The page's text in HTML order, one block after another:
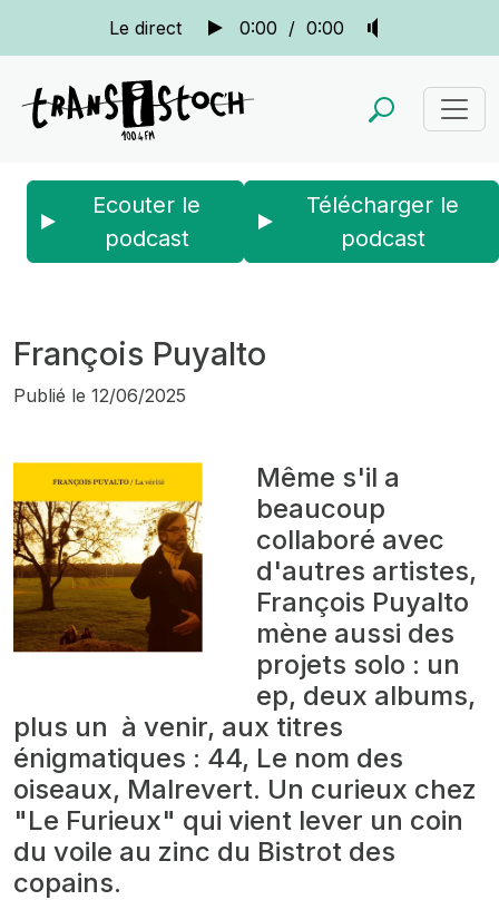
Le direct 0:00 / 0:00
Ecouter le
podcast
Télécharger le
podcast
François Puyalto
Publié le 12/06/2025
Même s'il a
beaucoup
collaboré avec
d'autres artistes,
François Puyalto
mène aussi des
projets solo : un
ep, deux albums,
plus un à venir, aux titres
énigmatiques : 44, Le nom des
oiseaux, Malrevert. Un curieux chez
"Le Furieux" qui vient lever un coin
du voile au zinc du Bistrot des
copains.